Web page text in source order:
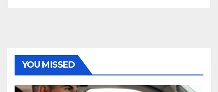
YOU MISSED